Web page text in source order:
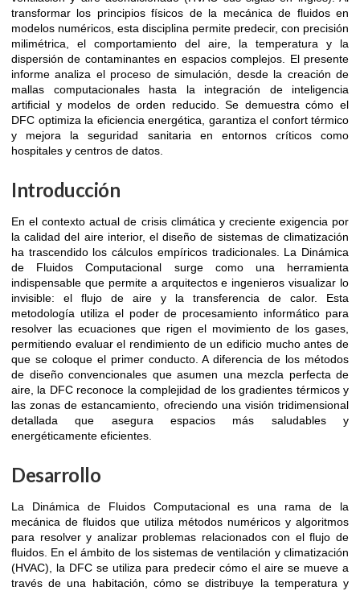
transformar los principios físicos de la mecánica de fluidos en
modelos numéricos, esta disciplina permite predecir, con precisión
milimétrica, el comportamiento del aire, la temperatura y la
dispersión de contaminantes en espacios complejos. El presente
informe analiza el proceso de simulación, desde la creación de
mallas computacionales hasta la integración de inteligencia
artificial y modelos de orden reducido. Se demuestra cómo el
DFC optimiza la eficiencia energética, garantiza el confort térmico
y mejora la seguridad sanitaria en entornos críticos como
hospitales y centros de datos.
Introducción
En el contexto actual de crisis climática y creciente exigencia por
la calidad del aire interior, el diseño de sistemas de climatización
ha trascendido los cálculos empíricos tradicionales. La Dinámica
de Fluidos Computacional surge como una herramienta
indispensable que permite a arquitectos e ingenieros visualizar lo
invisible: el flujo de aire y la transferencia de calor. Esta
metodología utiliza el poder de procesamiento informático para
resolver las ecuaciones que rigen el movimiento de los gases,
permitiendo evaluar el rendimiento de un edificio mucho antes de
que se coloque el primer conducto. A diferencia de los métodos
de diseño convencionales que asumen una mezcla perfecta de
aire, la DFC reconoce la complejidad de los gradientes térmicos y
las zonas de estancamiento, ofreciendo una visión tridimensional
detallada que asegura espacios más saludables y
energéticamente eficientes.
Desarrollo
La Dinámica de Fluidos Computacional es una rama de la
mecánica de fluidos que utiliza métodos numéricos y algoritmos
para resolver y analizar problemas relacionados con el flujo de
fluidos. En el ámbito de los sistemas de ventilación y climatización
(HVAC), la DFC se utiliza para predecir cómo el aire se mueve a
través de una habitación, cómo se distribuye la temperatura y